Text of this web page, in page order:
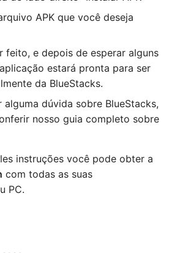
APK que você deseja
feito, e depois de esperar alguns
estará pronta para ser
da BlueStacks.
alguma dúvida sobre BlueStacks,
nosso guia completo sobre
instruções você pode obter a
com todas as suas
PC.